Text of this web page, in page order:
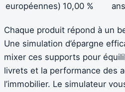
européennes) 10,00 %
ans
Chaque produit répond à un
Une simulation d’épargne
mixer ces supports pour
livrets et la performance des
l’immobilier. Le simulateur